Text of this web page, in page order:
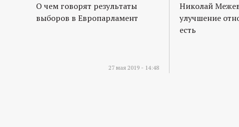
О чем говорят результаты
выборов в Европарламент
27 мая 2019 - 14:48
Николай
улучшение
есть